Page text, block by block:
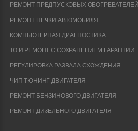
РЕМОНТ ПРЕДПУСКОВЫХ ОБОГРЕВАТЕЛЕЙ
РЕМОНТ ПЕЧКИ АВТОМОБИЛЯ
КОМПЬЮТЕРНАЯ ДИАГНОСТИКА
ТО И РЕМОНТ С СОХРАНЕНИЕМ ГАРАНТИИ
РЕГУЛИРОВКА РАЗВАЛА СХОЖДЕНИЯ
ЧИП ТЮНИНГ ДВИГАТЕЛЯ
РЕМОНТ БЕНЗИНОВОГО ДВИГАТЕЛЯ
РЕМОНТ ДИЗЕЛЬНОГО ДВИГАТЕЛЯ